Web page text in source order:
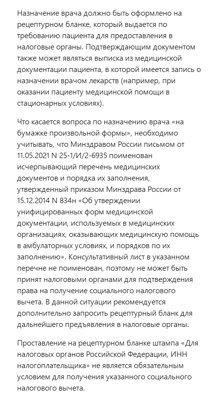
Назначение врача должно быть оформлено на
рецептурном бланке, который выдается по
требованию пациента для предоставления в
налоговые органы. Подтверждающим документом
также может являться выписка из медицинской
документации пациента, в которой имеется запись о
назначении врачом лекарств (например, при
оказании пациенту медицинской помощи в
стационарных условиях).
Что касается вопроса по назначению врача «на
бумажке произвольной формы», необходимо
учитывать, что Минздравом России письмом от
11.05.2021 N 25-1/И/2-6935 поименован
исчерпывающий перечень медицинских
документов и порядка их заполнения,
утвержденный приказом Минздрава России от
15.12.2014 N 834н «Об утверждении
унифицированных форм медицинской
документации, используемых в медицинских
организациях, оказывающих медицинскую помощь
в амбулаторных условиях, и порядков по их
заполнению». Консультативный лист в указанном
перечне не поименован, поэтому не может быть
принят налоговыми органами для подтверждения
права на получение социального налогового
вычета. В данной ситуации рекомендуется
дополнительно запросить рецептурный бланк для
дальнейшего предъявления в налоговые органы.
Проставление на рецептурном бланке штампа «Для
налоговых органов Российской Федерации, ИНН
налогоплательщика» не является обязательным
условием для получения указанного социального
налогового вычета.